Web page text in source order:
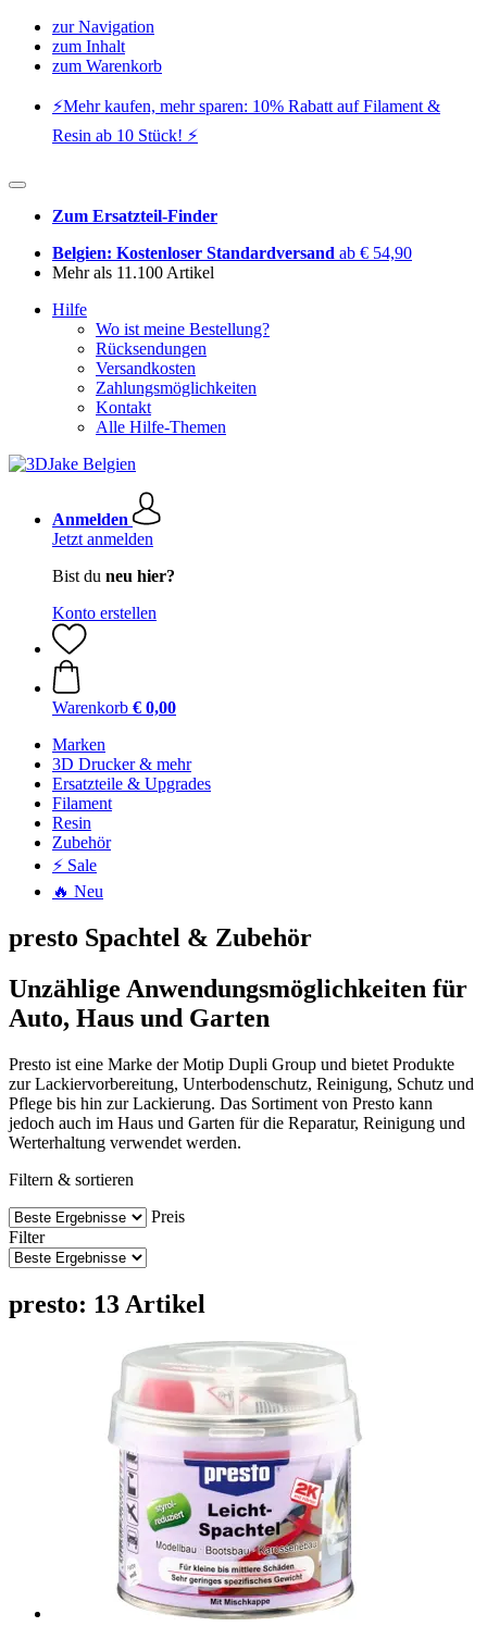
zur Navigation
zum Inhalt
zum Warenkorb
⚡️Mehr kaufen, mehr sparen: 10% Rabatt auf Filament &
Resin ab 10 Stück! ⚡️
Zum Ersatzteil-Finder
Belgien: Kostenloser Standardversand ab € 54,90
Mehr als 11.100 Artikel
Hilfe
Wo ist meine Bestellung?
Rücksendungen
Versandkosten
Zahlungsmöglichkeiten
Kontakt
Alle Hilfe-Themen
Anmelden
Jetzt anmelden
Bist du neu hier?
Konto erstellen
Warenkorb € 0,00
Marken
3D Drucker & mehr
Ersatzteile & Upgrades
Filament
Resin
Zubehör
⚡ Sale
🔥 Neu
presto Spachtel & Zubehör
Unzählige Anwendungsmöglichkeiten für
Auto, Haus und Garten
Presto ist eine Marke der Motip Dupli Group und bietet Produkte
zur Lackiervorbereitung, Unterbodenschutz, Reinigung, Schutz und
Pflege bis hin zur Lackierung. Das Sortiment von Presto kann
jedoch auch im Haus und Garten für die Reparatur, Reinigung und
Werterhaltung verwendet werden.
Filtern & sortieren
Preis
Filter
presto: 13 Artikel